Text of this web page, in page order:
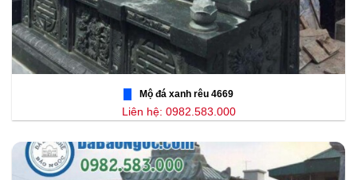
Mộ đá xanh rêu 4669
Liên hệ: 0982.583.000